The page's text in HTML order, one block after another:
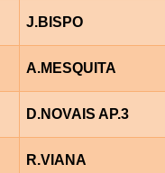
J.BISPO
A.MESQUITA
D.NOVAIS AP.3
R.VIANA